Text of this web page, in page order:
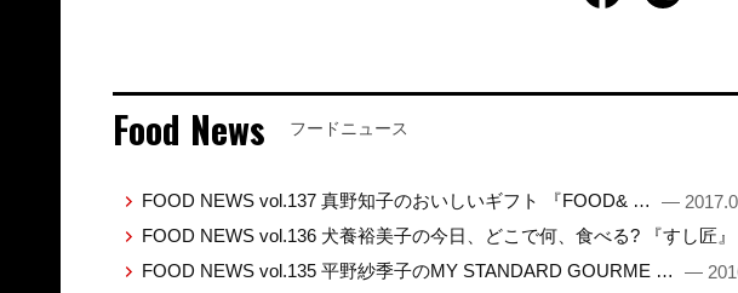
Food News フードニュース
FOOD NEWS vol.137 真野知子のおいしいギフト 『FOOD& …
—
FOOD NEWS vol.136 犬養裕美子の今日、どこで何、食べる? 『すし匠
FOOD NEWS vol.135 平野紗季子のMY STANDARD GOURME …
—